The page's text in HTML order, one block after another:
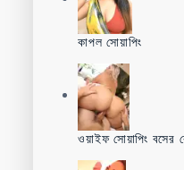
কাপল সোয়াপিং
ওয়াইফ সোয়াপিং বসের